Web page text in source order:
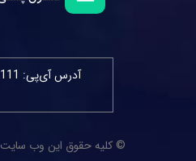
آدرس آی‌پی:
© کلیه حقوق این وب سایت